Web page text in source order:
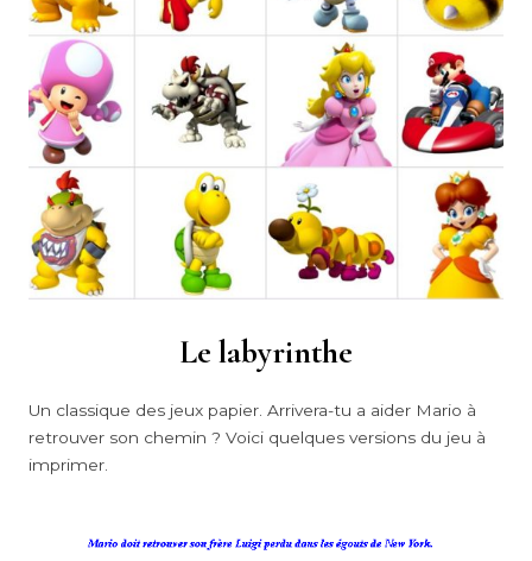
Le labyrinthe
Un classique des jeux papier. Arrivera-tu a aider Mario à
retrouver son chemin ? Voici quelques versions du jeu à
imprimer.